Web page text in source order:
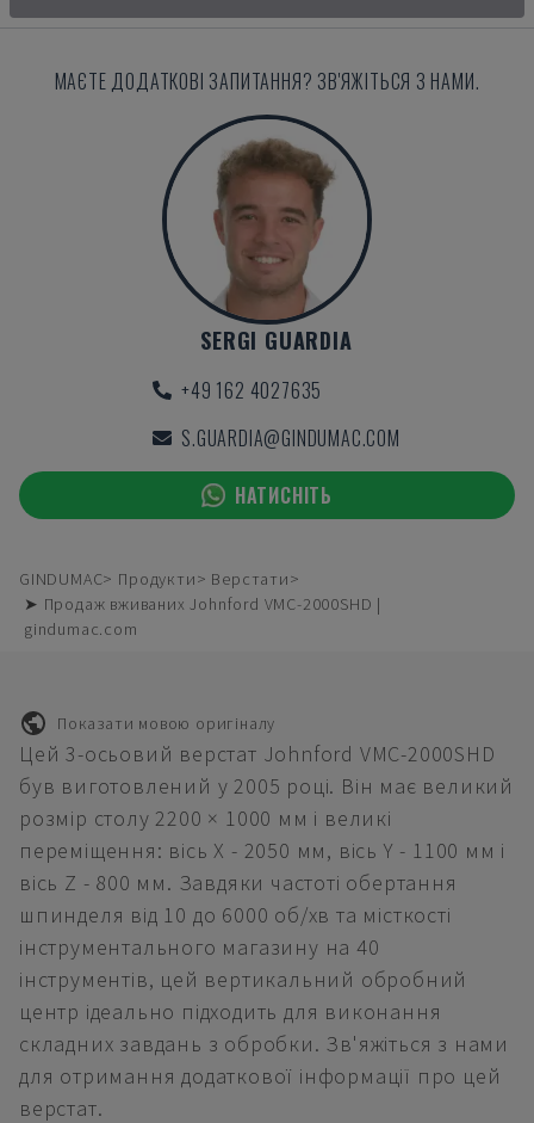
МАЄТЕ ДОДАТКОВІ ЗАПИТАННЯ? ЗВ'ЯЖІТЬСЯ З НАМИ.
SERGI GUARDIA
+49 162 4027635
S.GUARDIA@GINDUMAC.COM
НАТИСНІТЬ
GINDUMAC Продукти
Верстати
➤ Продаж вживаних Johnford VMC-2000SHD |
gindumac.com
Показати мовою оригіналу
Цей 3-осьовий верстат Johnford VMC-2000SHD
був виготовлений у 2005 році. Він має великий
розмір столу 2200 × 1000 мм і великі
переміщення: вісь X - 2050 мм, вісь Y - 1100 мм і
вісь Z - 800 мм. Завдяки частоті обертання
шпинделя від 10 до 6000 об/хв та місткості
інструментального магазину на 40
інструментів, цей вертикальний обробний
центр ідеально підходить для виконання
складних завдань з обробки. Зв'яжіться з нами
для отримання додаткової інформації про цей
верстат.